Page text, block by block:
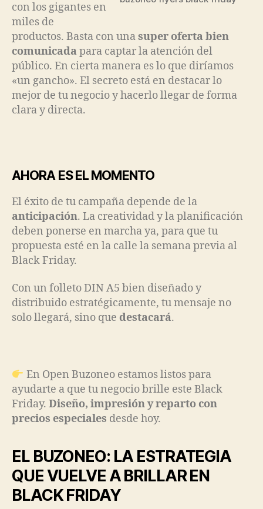
con los gigantes en
miles de
productos. Basta con unasuper oferta bien
comunicadapara captar la atención del
público. En cierta manera es lo que diríamos
«un gancho». El secreto está en destacar lo
mejor de tu negocio y hacerlo llegar de forma
clara y directa.
AHORA ES EL MOMENTO
El éxito de tu campaña depende de la
anticipación. La creatividad y la planificación
deben ponerse en marcha ya, para que tu
propuesta esté en la calle la semana previa al
Black Friday.
Con un folleto DIN A5 bien diseñado y
distribuido estratégicamente, tu mensaje no
solo llegará, sino que destacará.
En Open Buzoneo estamos listos para
ayudarte a que tu negocio brille este Black
Friday. Diseño, impresión y reparto con
precios especiales desde hoy.
EL BUZONEO: LA ESTRATEGIA
QUE VUELVE A BRILLAR EN
BLACK FRIDAY